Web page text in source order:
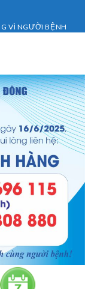
VÌ NGƯỜI BỆNH
khám bệnh